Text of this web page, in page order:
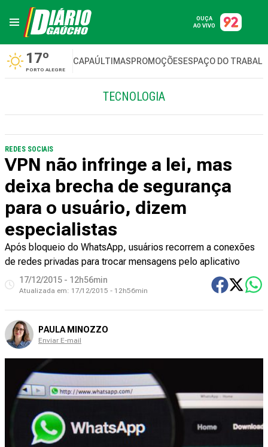
OUÇA
AO VIVO
17º
PORTO ALEGRE
CAPAÚLTIMASPROMOÇÕESESPAÇO DO
TECNOLOGIA
REDES SOCIAIS
VPN não infringe a lei, mas
deixa brecha de segurança
para o usuário, dizem
especialistas
Após bloqueio do WhatsApp, usuários recorrem a conexões
de redes privadas para trocar mensagens pelo aplicativo
17/12/2015 - 12h56min
Atualizada em: 17/12/2015 - 12h56min
PAULA MINOZZO
Enviar E-mail